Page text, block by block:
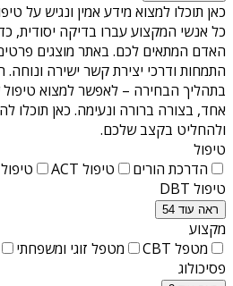
כאן תוכלו למצוא מידע אמין ונגיש על
כל אנשי המקצוע עברו בדיקה יסודית,
האדם המתאים לכם. באתר מוצגים
התמחות ודרכי יצירת קשר ישירה
בתהליך הבחירה – לאפשר למצוא
אחד, בצורה ברורה ונעימה. כאן תוכלו
ולהחליט בקצב שלכם.
טיפול
הדרכת הורים
טיפול ACT טיפול ADHD
טיפול DBT
ראה עוד 54
מקצוע
מטפל CBT
מטפל זוגי ומשפחתי
פסיכולוג